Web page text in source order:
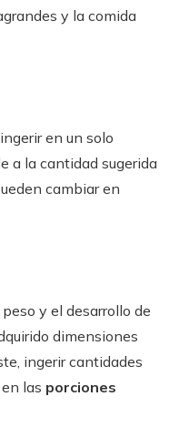
y la comida
en un solo
a la cantidad sugerida
cambiar en
y el desarrollo de
dimensiones
ingerir cantidades
las porciones